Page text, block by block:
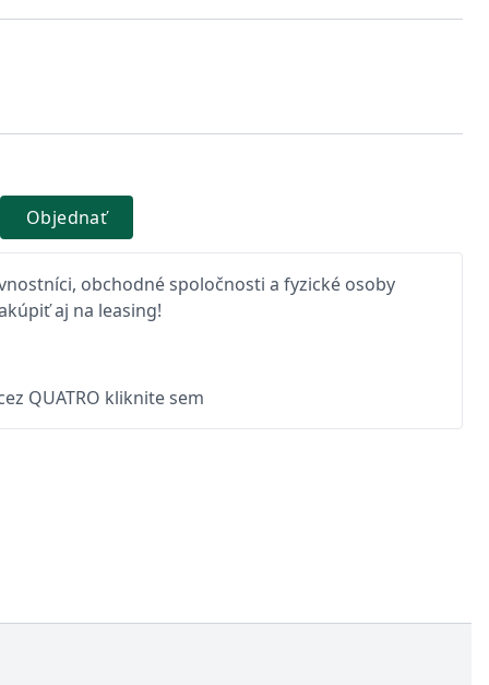
Objednať
obchodné spoločnosti a fyzické osoby
aj na leasing!
QUATRO kliknite sem